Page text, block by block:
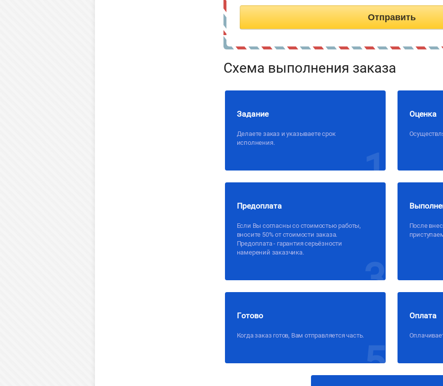
Отправить
Схема выполнения заказа
Задание
Делаете заказ и указываете срок
исполнения.
1
Оценка
Предоплата
Если Вы согласны со стоимостью работы,
вносите 50% от стоимости заказа.
Предоплата - гарантия серьёзности
намерений заказчика.
3
После
Готово
Когда заказ готов, Вам отправляется часть.
5
Оплата